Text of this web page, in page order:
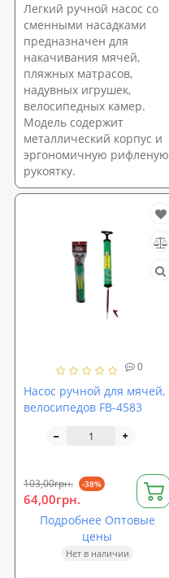
Легкий ручной насос со
сменными насадками
предназначен для
накачивания мячей,
пляжных матрасов,
надувных игрушек,
велосипедных камер.
Модель содержит
металлический корпус и
эргономичную рифленую
рукоятку.
0
Насос ручной для мячей,
велосипедов FB-4583
103,00грн. -38%
64,00грн.
Подробнее Оптовые
цены
Нет в наличии